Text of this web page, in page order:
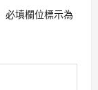
必填欄位標示為